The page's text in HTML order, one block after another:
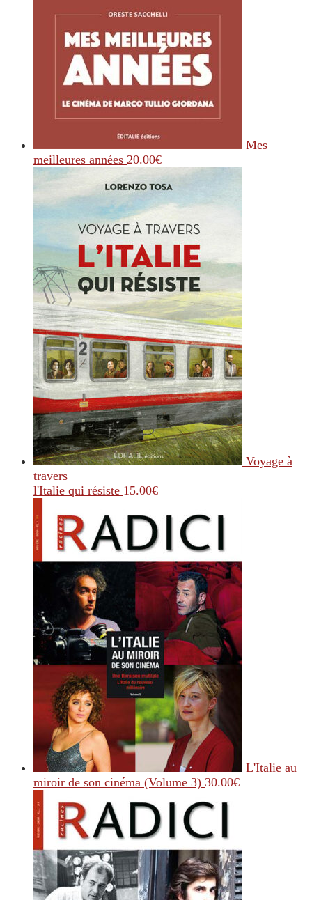
Mes
meilleures années 20.00€
Voyage à
travers
l'Italie qui résiste 15.00€
L'Italie au
miroir de son cinéma (Volume 3) 30.00€